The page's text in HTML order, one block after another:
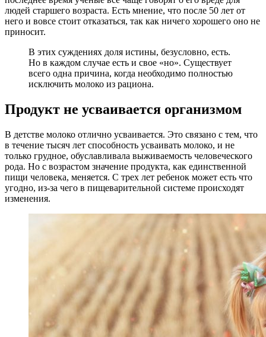
людей старшего возраста. Есть мнение, что после 50 лет от
него и вовсе стоит отказаться, так как ничего хорошего оно не
приносит.
В этих суждениях доля истины, безусловно, есть.
Но в каждом случае есть и свое «но». Существует
всего одна причина, когда необходимо полностью
исключить молоко из рациона.
Продукт не усваивается организмом
В детстве молоко отлично усваивается. Это связано с тем, что
в течение тысяч лет способность усваивать молоко, и не
только грудное, обуславливала выживаемость человеческого
рода. Но с возрастом значение продукта, как единственной
пищи человека, меняется. С трех лет ребенок может есть что
угодно, из-за чего в пищеварительной системе происходят
изменения.